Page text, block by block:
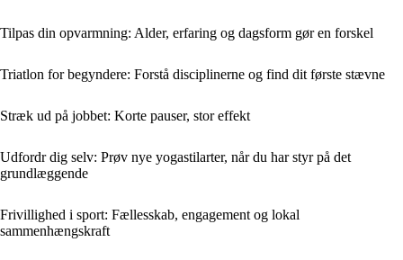
Tilpas din opvarmning: Alder, erfaring og dagsform gør en forskel
Triatlon for begyndere: Forstå disciplinerne og find dit første stævne
Stræk ud på jobbet: Korte pauser, stor effekt
Udfordr dig selv: Prøv nye yogastilarter, når du har styr på det
grundlæggende
Frivillighed i sport: Fællesskab, engagement og lokal
sammenhængskraft